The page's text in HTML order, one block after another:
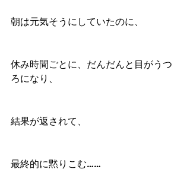
朝は元気そうにしていたのに、
休み時間ごとに、だんだんと目がうつ
ろになり、
結果が返されて、
最終的に黙りこむ……